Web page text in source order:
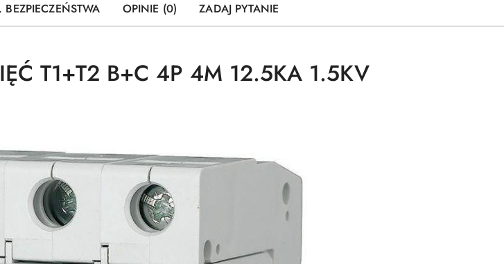
BEZPIECZEŃSTWA OPINIE (0) ZADAJ PYTANIE
T1+T2 B+C 4P 4M 12.5KA 1.5KV